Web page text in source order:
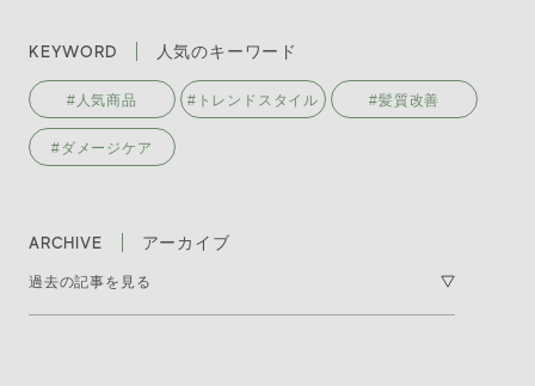
KEYWORD 人気のキーワード
#人気商品 #トレンドスタイル #髪質改善
#ダメージケア
ARCHIVE アーカイブ
過去の記事を見る